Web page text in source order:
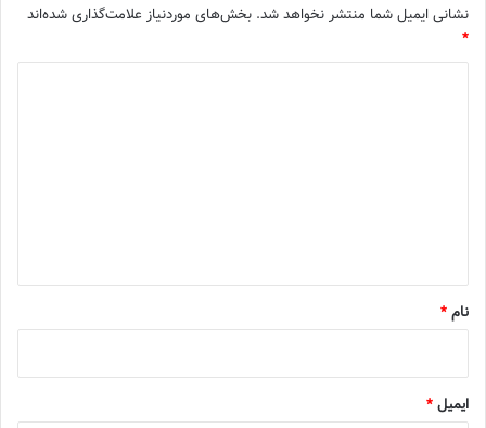
نشانی ایمیل شما منتشر نخواهد شد. بخش‌های موردنیاز علامت‌گذاری شده‌اند
*
نام*
ایمیل*